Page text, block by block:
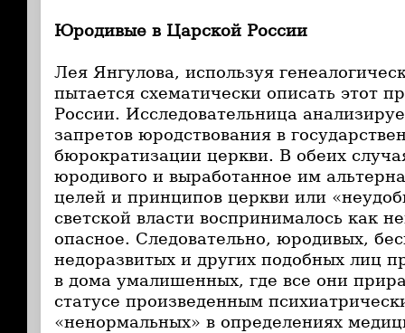
Юродивые в Царской России
Лея Янгулова, используя
пытается схематически описать этот
России. Исследовательница
запретов юродствования в
бюрократизации церкви. В обеих
юродивого и выработанное им
целей и принципов церкви или
светской власти воспринималось как
опасное. Следовательно, юродивых,
недоразвитых и других подобных лиц
в дома умалишенных, где все они
статусе произведенным
«ненормальных» в определениях